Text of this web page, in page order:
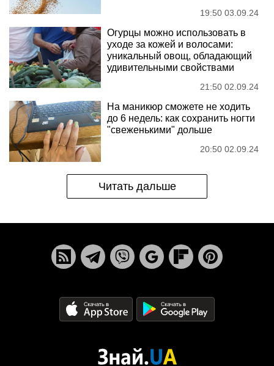
19:50 03.09.24
Огурцы можно использовать в
уходе за кожей и волосами:
уникальный овощ, обладающий
удивительными свойствами
21:50 02.09.24
На маникюр сможете не ходить
до 6 недель: как сохранить ногти
"свеженькими" дольше
20:50 02.09.24
Читать дальше